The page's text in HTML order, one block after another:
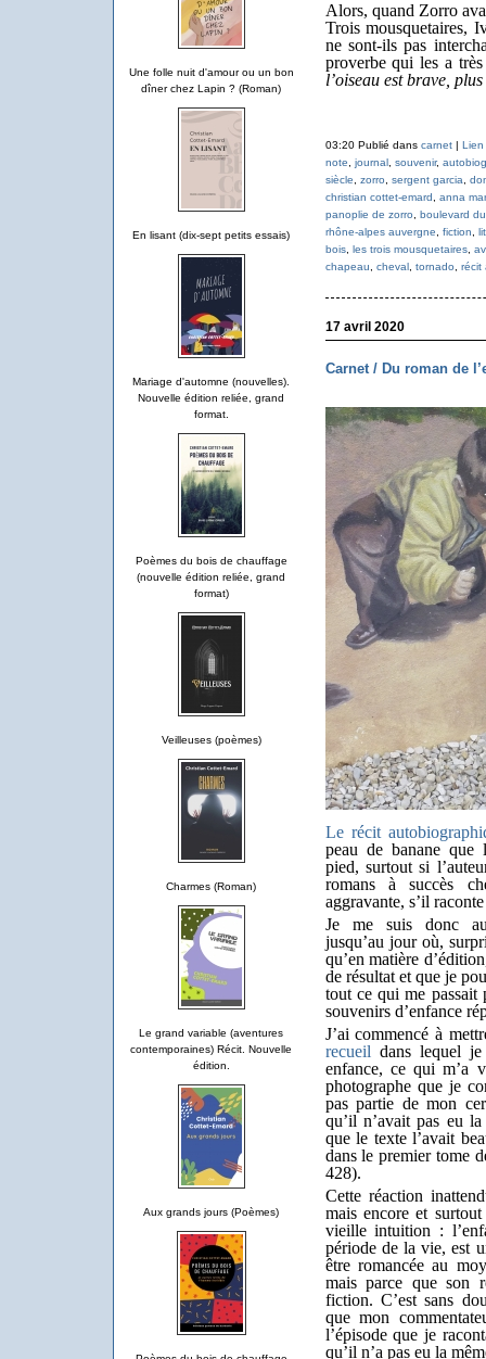
Une folle nuit d'amour ou un bon
dîner chez Lapin ? (Roman)
En lisant (dix-sept petits essais)
Mariage d'automne (nouvelles).
Nouvelle édition reliée, grand
format.
Poèmes du bois de chauffage
(nouvelle édition reliée, grand
format)
Veilleuses (poèmes)
Charmes (Roman)
Le grand variable (aventures
contemporaines) Récit. Nouvelle
édition.
Aux grands jours (Poèmes)
Alors, quand Zorro
Trois mousquetaires,
ne sont-ils pas
proverbe qui les a
l’oiseau est brave,
03:20 Publié dans carnet| Lien
note
journal, souvenir,
siècle
zorro sergent garcia
christian cottet-emard
anna
panoplie de zorro
boulevard
rhône-alpes auvergne
fiction
bois, les trois mousquetaires,
chapeau
cheval, tornado récit
17 avril 2020
Carnet / Du roman de
Le récit
peau de banane que
pied, surtout si
romans à succès
aggravante, s’il
Je me suis donc
jusqu’au jour où,
qu’en matière
de résultat et que je
tout ce qui me passait
souvenirs d’enfance
J’ai commencé à
recueil dans lequel
enfance, ce qui m’a
photographe que je
pas partie de mon
qu’il n’avait pas eu
que le texte l’avait
dans le premier tome
428).
Cette réaction
mais encore et
vieille intuition :
période de la vie, est
être romancée au
mais parce que son
fiction. C’est sans
que mon
l’épisode que je
qu’il n’a pas eu la